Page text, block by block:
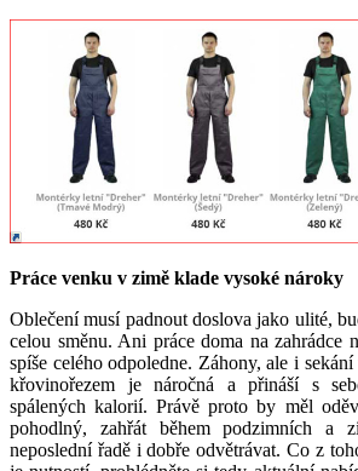
Práce venku v zimě klade vysoké nároky
Oblečení musí padnout doslova jako ulité,
celou směnu. Ani práce doma na zahrádce
spíše celého odpoledne. Záhony, ale i
křovinořezem je náročná a přináší s
spálených kalorií. Právě proto by měl
pohodlný, zahřát během podzimních a
neposlední řadě i dobře odvětrávat. Co z